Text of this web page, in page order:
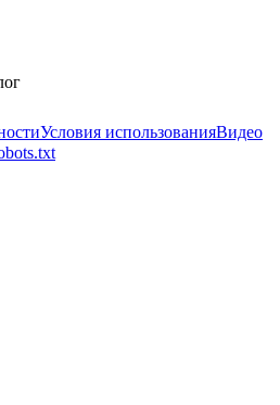
Условия использованияВидео